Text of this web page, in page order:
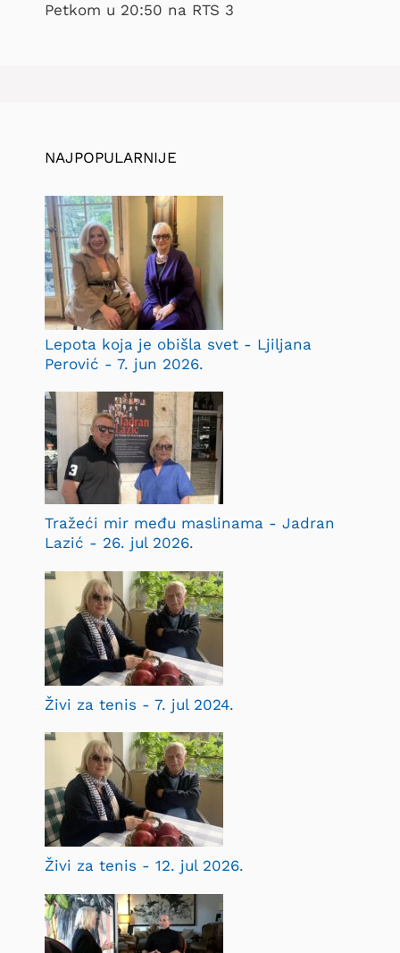
Petkom u 20:50 na RTS 3
NAJPOPULARNIJE
Lepota koja je obišla svet - Ljiljana
Perović - 7. jun 2026.
Tražeći mir među maslinama - Jadran
Lazić - 26. jul 2026.
Živi za tenis - 7. jul 2024.
Živi za tenis - 12. jul 2026.